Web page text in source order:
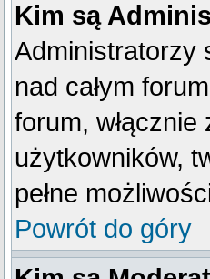
Kim są
Administratorzy
nad całym
forum,
użytkowników,
pełne
Powrót do góry